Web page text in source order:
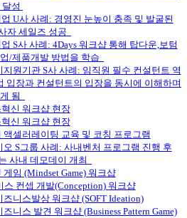
성
U사 사례: 경영진 눈높이 충족 및 발굴된
자 세일즈 성공
S사 사례: 4Days 워크샵 통해 탑다운,보텀
/제품개발 방법을 학습
지원기관 S사 사례: 임직원 필수 컨설턴트 역
입장과 컨설턴트의 입장을 동시에 이해하며
됨
신 워크샵 현장
신 워크샵 현장
액셀러레이팅 교육 및 코칭 프로그램
오 S그룹 사례: 사내벤처 프로그램 진행 후
사내 데모데이 개최
게임 (Mindset Game) 워크샵
스 컨셉 개발(Conception) 워크샵
즈니스발상 워크샵 (SOFT Ideation)
니스 발견 워크샵 (Business Pattern Game)